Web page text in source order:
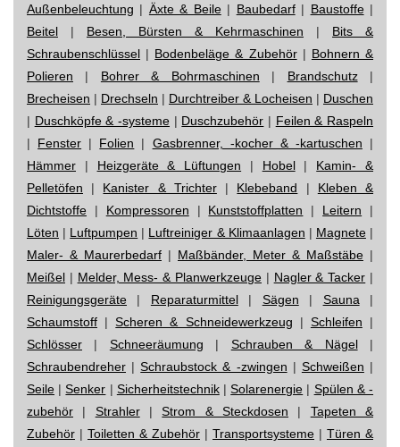
Außenbeleuchtung | Äxte & Beile| Baubedarf| Baustoffe|
Beitel | Besen, Bürsten & Kehrmaschinen | Bits &
Schraubenschlüssel | Bodenbeläge & Zubehör| Bohnern &
Polieren | Bohrer & Bohrmaschinen | Brandschutz|
Brecheisen | Drechseln | Durchtreiber & Locheisen | Duschen
| Duschköpfe & -systeme | Duschzubehör | Feilen & Raspeln
| Fenster | Folien | Gasbrenner, -kocher & -kartuschen |
Hämmer | Heizgeräte & Lüftungen | Hobel| Kamin- &
Pelletöfen | Kanister & Trichter| Klebeband | Kleben &
Dichtstoffe | Kompressoren | Kunststoffplatten | Leitern |
Löten | Luftpumpen | Luftreiniger & Klimaanlagen | Magnete|
Maler- & Maurerbedarf | Maßbänder, Meter & Maßstäbe |
Meißel | Melder, Mess- & Planwerkzeuge | Nagler & Tacker |
Reinigungsgeräte | Reparaturmittel| Sägen | Sauna |
Schaumstoff |Scheren & Schneidewerkzeug | Schleifen |
Schlösser | Schneeräumung | Schrauben & Nägel|
Schraubendreher |Schraubstock & -zwingen | Schweißen |
Seile |Senker | Sicherheitstechnik|Solarenergie | Spülen & -
zubehör | Strahler|Strom & Steckdosen | Tapeten &
Zubehör | Toiletten & Zubehör | Transportsysteme | Türen &